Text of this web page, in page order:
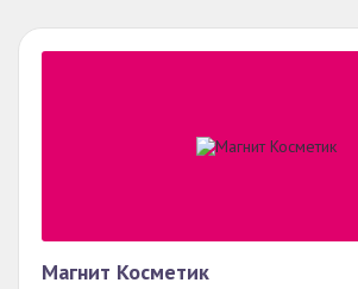
Магнит Косметик